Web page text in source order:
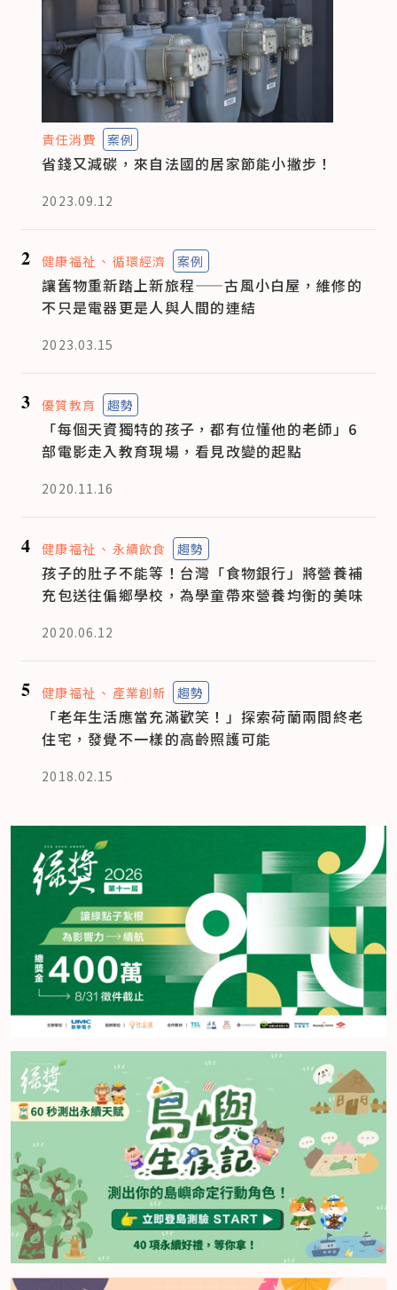
責任消費 案例
省錢又減碳，來自法國的居家節能小撇步！
2023.09.12
2 健康福祉 循環經濟 案例
讓舊物重新踏上新旅程——古風小白屋，維修的
不只是電器更是人與人間的連結
2023.03.15
3 優質教育 趨勢
「每個天資獨特的孩子，都有位懂他的老師」6
部電影走入教育現場，看見改變的起點
2020.11.16
4 健康福祉 永續飲食 趨勢
孩子的肚子不能等！台灣「食物銀行」將營養補
充包送往偏鄉學校，為學童帶來營養均衡的美味
2020.06.12
5 健康福祉 產業創新 趨勢
「老年生活應當充滿歡笑！」探索荷蘭兩間終老
住宅，發覺不一樣的高齡照護可能
2018.02.15